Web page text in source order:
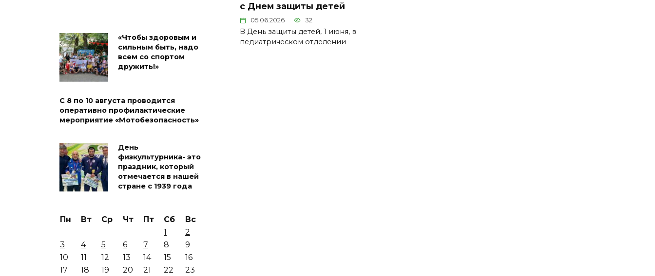
с Днем защиты детей
05.06.2026 32
В День защиты детей, 1 июня, в
педиатрическом отделении
«Чтобы здоровым и
сильным быть, надо
всем со спортом
дружить!»
С 8 по 10 августа проводится
оперативно профилактические
мероприятие «Мотобезопасность»
День
физкультурника- это
праздник, который
отмечается в нашей
стране с 1939 года
Пн Вт Ср Чт Пт Сб
Вс
1
2
3
4 5 6 7 8
9
10
11 12 13 14 15
16
17
18 19 20 21 22
23